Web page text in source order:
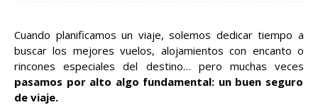
Cuando planificamos un viaje, solemos dedicar tiempo a
buscar los mejores vuelos, alojamientos con encanto o
rincones especiales del destino… pero muchas veces
pasamos por alto algo fundamental: un buen seguro
de viaje.